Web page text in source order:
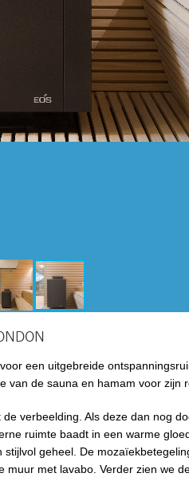
een uitgebreide
de sauna en hamam voor zijn
verbeelding. Als deze dan nog
ruimte baadt in een warme
geheel. De
met lavabo. Verder zien we